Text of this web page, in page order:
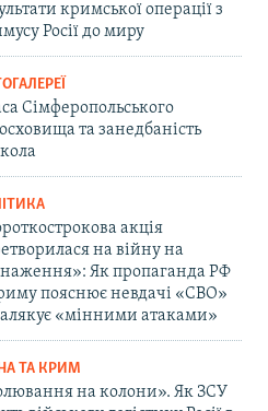
кримської операції з
Росії до миру
Сімферопольського
та занедбаність
акція
на війну на
Як пропаганда РФ
пояснює невдачі «СВО»
«мінними атаками»
ТА КРИМ
на колони». Як ЗСУ